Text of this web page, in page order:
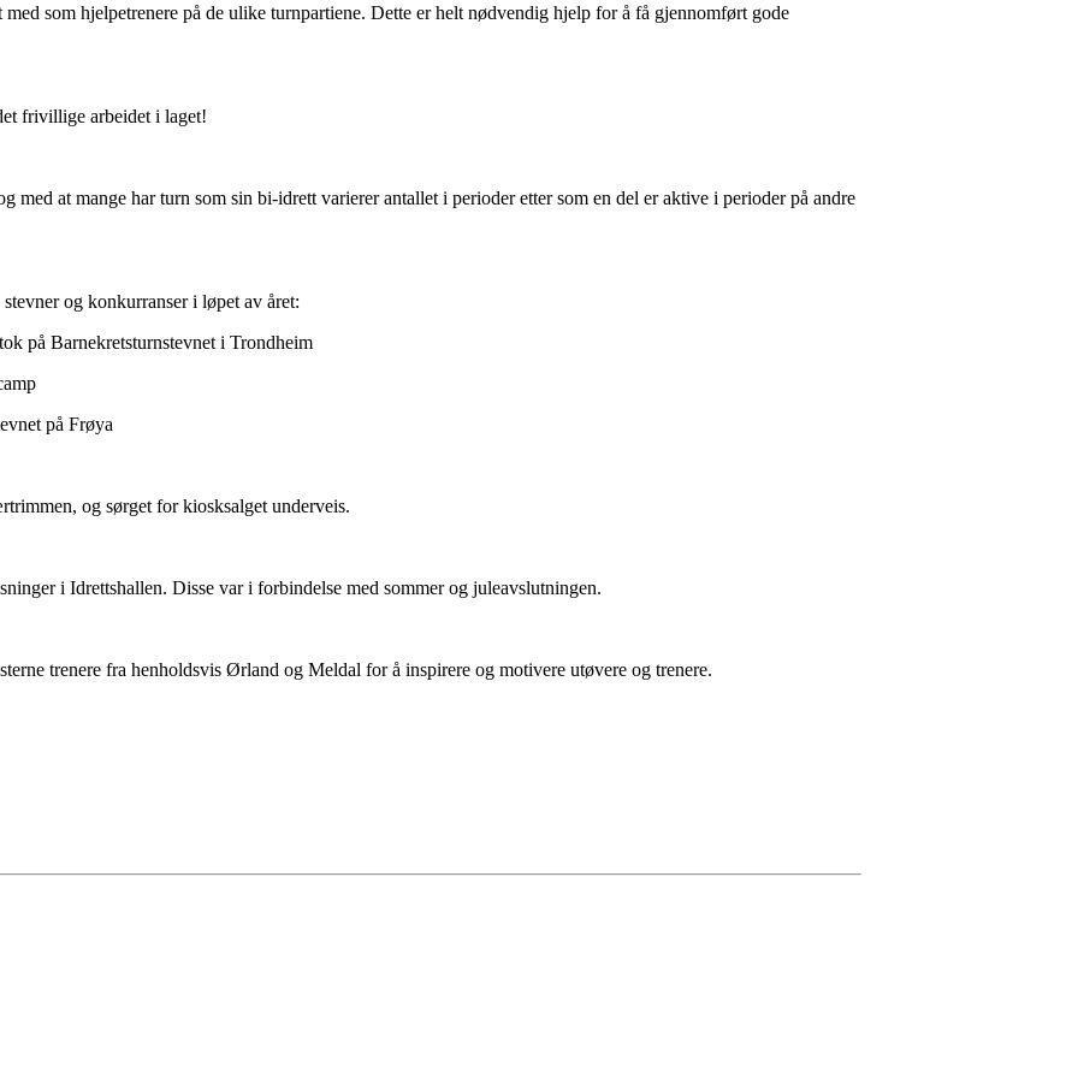
som hjelpetrenere på de ulike turnpartiene. Dette er helt nødvendig hjelp for å få gjennomført gode
frivillige arbeidet i laget!
med at mange har turn som sin bi-idrett varierer antallet i perioder etter som en del er aktive i perioder på andre
og konkurranser i løpet av året:
på Barnekretsturnstevnet i Trondheim
på Frøya
og sørget for kiosksalget underveis.
i Idrettshallen. Disse var i forbindelse med sommer og juleavslutningen.
trenere fra henholdsvis Ørland og Meldal for å inspirere og motivere utøvere og trenere.